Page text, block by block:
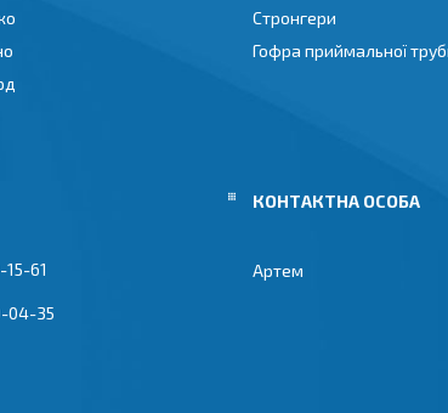
Стронгери
Гофра приймальної
61
04-35
Артем